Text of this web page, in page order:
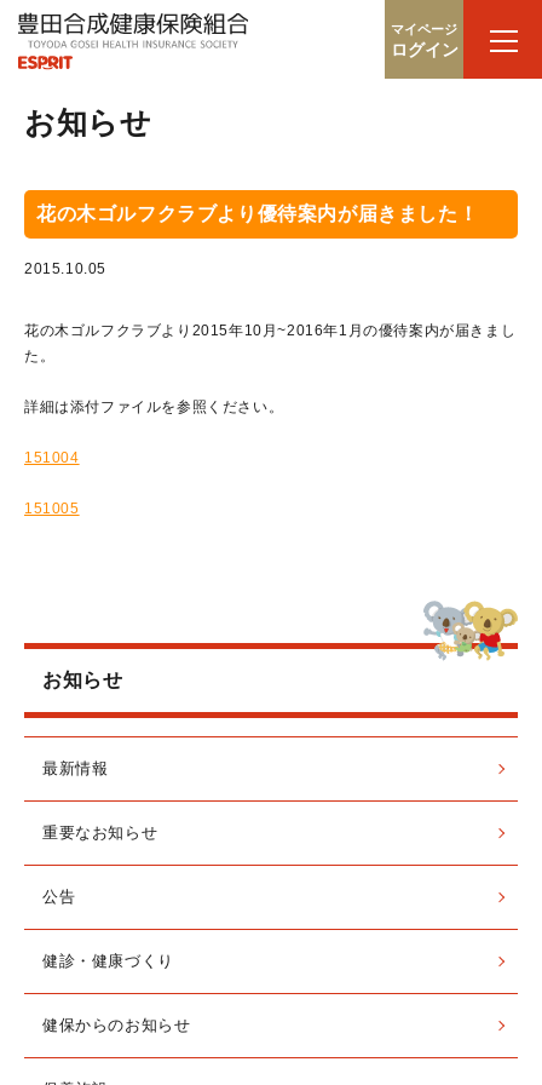
マイページ
ログイン
お知らせ
花の木ゴルフクラブより優待案内が届きました！
2015.10.05
花の木ゴルフクラブより2015年10月~2016年1月の優待案内が届きまし
た。
詳細は添付ファイルを参照ください。
151004
151005
お知らせ
最新情報
重要なお知らせ
公告
健診・健康づくり
健保からのお知らせ